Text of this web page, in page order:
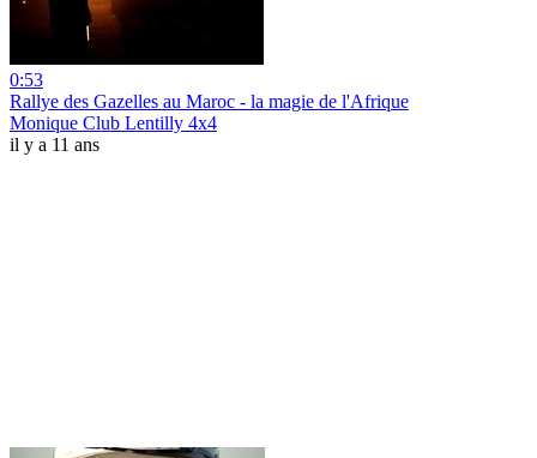
0:53
Rallye des Gazelles au Maroc - la magie de l'Afrique
Monique Club Lentilly 4x4
il y a 11 ans